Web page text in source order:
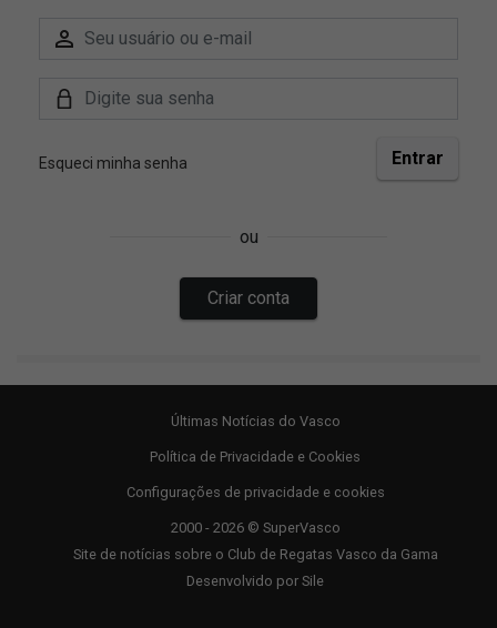
Últimas Notícias do Vasco
Política de Privacidade e Cookies
Configurações de privacidade e cookies
2000 - 2026 © SuperVasco
Site de notícias sobre o Club de Regatas Vasco da Gama
Desenvolvido por Sile